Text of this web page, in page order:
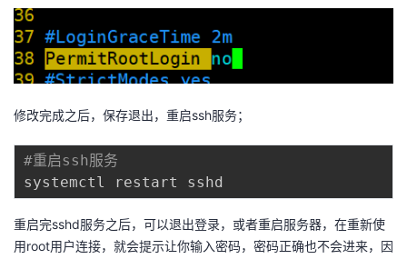
修改完成之后，保存退出，重启ssh服务；
#重启ssh服务
重启完sshd服务之后，可以退出登录，或者重启服务器，在重新使
用root用户连接，就会提示让你输入密码，密码正确也不会进来，因